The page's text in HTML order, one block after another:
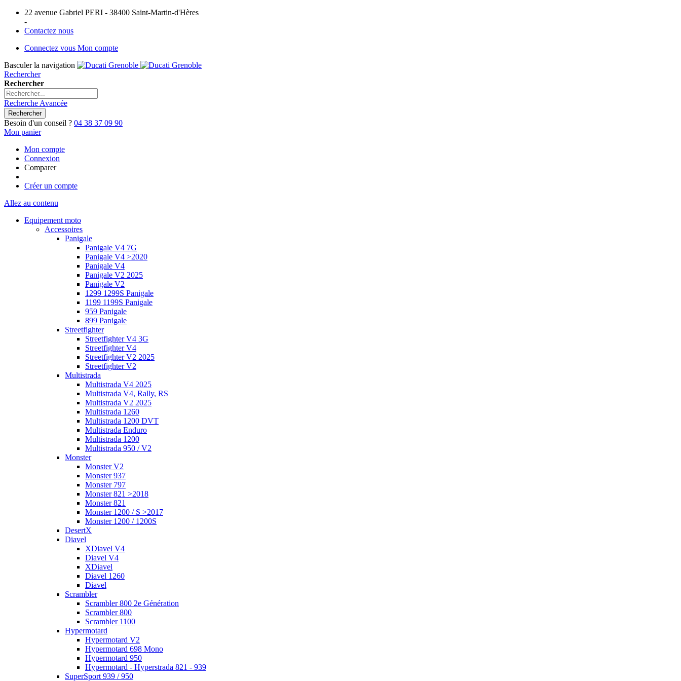
22 avenue Gabriel PERI - 38400 Saint-Martin-d'Hères
-
Contactez nous
Connectez vous Mon compte
Basculer la navigation
Rechercher
Rechercher
Recherche Avancée
Rechercher
Besoin d'un conseil ? 04 38 37 09 90
Mon panier
Mon compte
Connexion
Comparer
Créer un compte
Allez au contenu
Equipement moto
Accessoires
Panigale
Panigale V4 7G
Panigale V4 >2020
Panigale V4
Panigale V2 2025
Panigale V2
1299 1299S Panigale
1199 1199S Panigale
959 Panigale
899 Panigale
Streetfighter
Streetfighter V4 3G
Streetfighter V4
Streetfighter V2 2025
Streetfighter V2
Multistrada
Multistrada V4 2025
Multistrada V4, Rally, RS
Multistrada V2 2025
Multistrada 1260
Multistrada 1200 DVT
Multistrada Enduro
Multistrada 1200
Multistrada 950 / V2
Monster
Monster V2
Monster 937
Monster 797
Monster 821 >2018
Monster 821
Monster 1200 / S >2017
Monster 1200 / 1200S
DesertX
Diavel
XDiavel V4
Diavel V4
XDiavel
Diavel 1260
Diavel
Scrambler
Scrambler 800 2e Génération
Scrambler 800
Scrambler 1100
Hypermotard
Hypermotard V2
Hypermotard 698 Mono
Hypermotard 950
Hypermotard - Hyperstrada 821 - 939
SuperSport 939 / 950